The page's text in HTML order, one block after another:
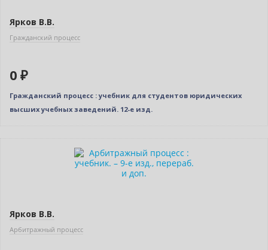
Ярков В.В.
Гражданский процесс
0 ₽
Гражданский процесс : учебник для студентов юридических
высших учебных заведений. 12-е изд.
Ярков В.В.
Арбитражный процесс